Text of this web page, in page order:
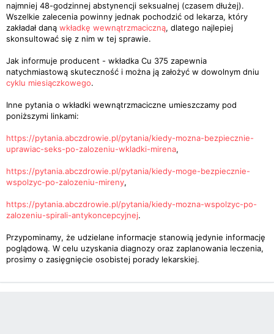
najmniej 48-godzinnej abstynencji seksualnej (czasem dłużej).
Wszelkie zalecenia powinny jednak pochodzić od lekarza, który
zakładał daną wkładkę wewnątrzmaciczną, dlatego najlepiej
skonsultować się z nim w tej sprawie.
Jak informuje producent - wkładka Cu 375 zapewnia
natychmiastową skuteczność i można ją założyć w dowolnym dniu
cyklu miesiączkowego.
Inne pytania o wkładki wewnątrzmaciczne umieszczamy pod
poniższymi linkami:
https://pytania.abczdrowie.pl/pytania/kiedy-mozna-bezpiecznie-
uprawiac-seks-po-zalozeniu-wkladki-mirena,
https://pytania.abczdrowie.pl/pytania/kiedy-moge-bezpiecznie-
wspolzyc-po-zalozeniu-mireny,
https://pytania.abczdrowie.pl/pytania/kiedy-mozna-wspolzyc-po-
zalozeniu-spirali-antykoncepcyjnej.
Przypominamy, że udzielane informacje stanowią jedynie informację
poglądową. W celu uzyskania diagnozy oraz zaplanowania leczenia,
prosimy o zasięgnięcie osobistej porady lekarskiej.